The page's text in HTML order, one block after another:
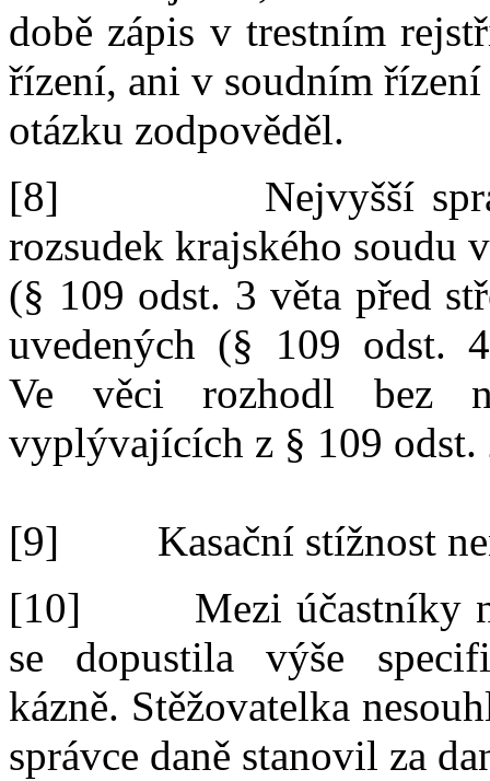
době zápis v trestním
řízení, ani v soudním
otázku zodpověděl.
[8]
Nejvyšší
rozsudek krajského soudu v
(§ 109 odst. 3 věta před
uvedených (§ 109 odst.
Ve
věci rozhodl bez
vyplývajících z § 109 odst.
[9]
Kasační stížnost
[10]
Mezi účastníky
se
dopustila výše
kázně. Stěžovatelka
správce daně stanovil za